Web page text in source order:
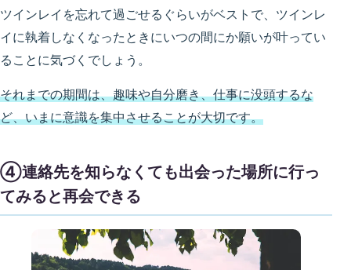
ツインレイを忘れて過ごせるぐらいがベストで、ツインレ
イに執着しなくなったときにいつの間にか願いが叶ってい
ることに気づくでしょう。
それまでの期間は、趣味や自分磨き、仕事に没頭するな
ど、いまに意識を集中させることが大切です。
④連絡先を知らなくても出会った場所に行っ
てみると再会できる